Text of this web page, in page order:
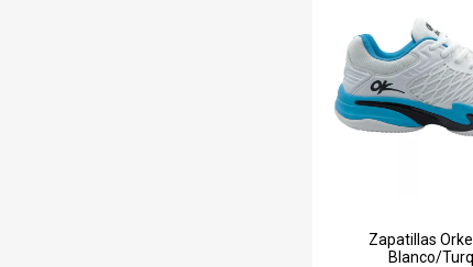
Zapatillas
Blanco/